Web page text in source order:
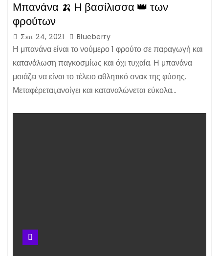
Μπανάνα 🍌 Η βασίλισσα 👑 των
φρούτων
Σεπ 24, 2021 Blueberry
Η μπανάνα είναι το νούμερο 1 φρούτο σε παραγωγή και
κατανάλωση παγκοσμίως και όχι τυχαία. Η μπανάνα
μοιάζει να είναι το τέλειο αθλητικό σνακ της φύσης.
Μεταφέρεται,ανοίγει και καταναλώνεται εύκολα…